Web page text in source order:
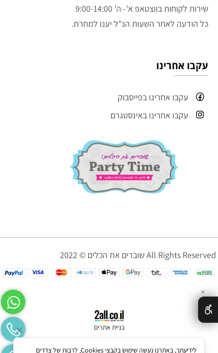
שירות לקוחות בווצטאפ א'- ה' 9:00-14:00
כל הודעה לאחר השעות הנ"ל יענו למחרת.
עקבו אחרינו
עקבו אחרינו בפייסבוק
עקבו אחרינו באינסטגרם
שוברים את הכלים © 2022 All Rights Reserved
בניית אתרים
✕
לידיעתך, באתרנו נעשה שימוש בקבצי Cookies, לרבות של צדדים